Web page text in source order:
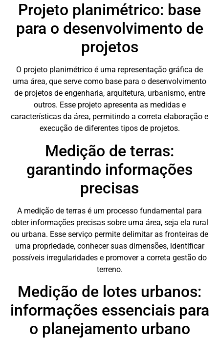
Projeto planimétrico: base
para o desenvolvimento de
projetos
O projeto planimétrico é uma representação gráfica de
uma área, que serve como base para o desenvolvimento
de projetos de engenharia, arquitetura, urbanismo, entre
outros. Esse projeto apresenta as medidas e
características da área, permitindo a correta elaboração e
execução de diferentes tipos de projetos.
Medição de terras:
garantindo informações
precisas
A medição de terras é um processo fundamental para
obter informações precisas sobre uma área, seja ela rural
ou urbana. Esse serviço permite delimitar as fronteiras de
uma propriedade, conhecer suas dimensões, identificar
possíveis irregularidades e promover a correta gestão do
terreno.
Medição de lotes urbanos:
informações essenciais para
o planejamento urbano